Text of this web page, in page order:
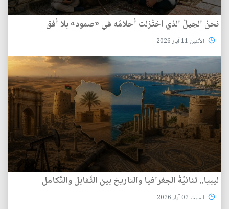
نحنُ الجيلُ الذي اختُزلت أحلامُه في «صمود» بلا أفق
الأثنين 11 آيار 2026
ليبيا.. ثنائيَّةُ الجغرافيا والتاريخ بين التَّقابل والتَّكامل
السبت 02 آيار 2026